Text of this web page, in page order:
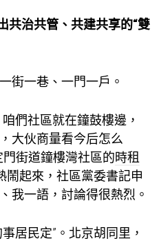
共治共管、共建共享的“雙
街一巷、一門一戶。
們社區就在鐘鼓樓邊，
大伙商量看今后怎么
街道鐘樓灣社區的時租
鬧起來，社區黨委書記申
我一語，討論得很熱烈。
居民定”。北京胡同里，